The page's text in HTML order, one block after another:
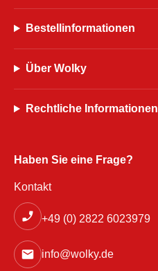
Bestellinformationen
Über Wolky
Rechtliche Informationen
Haben Sie eine Frage?
Kontakt
+49 (0) 2822 6023979
info@wolky.de